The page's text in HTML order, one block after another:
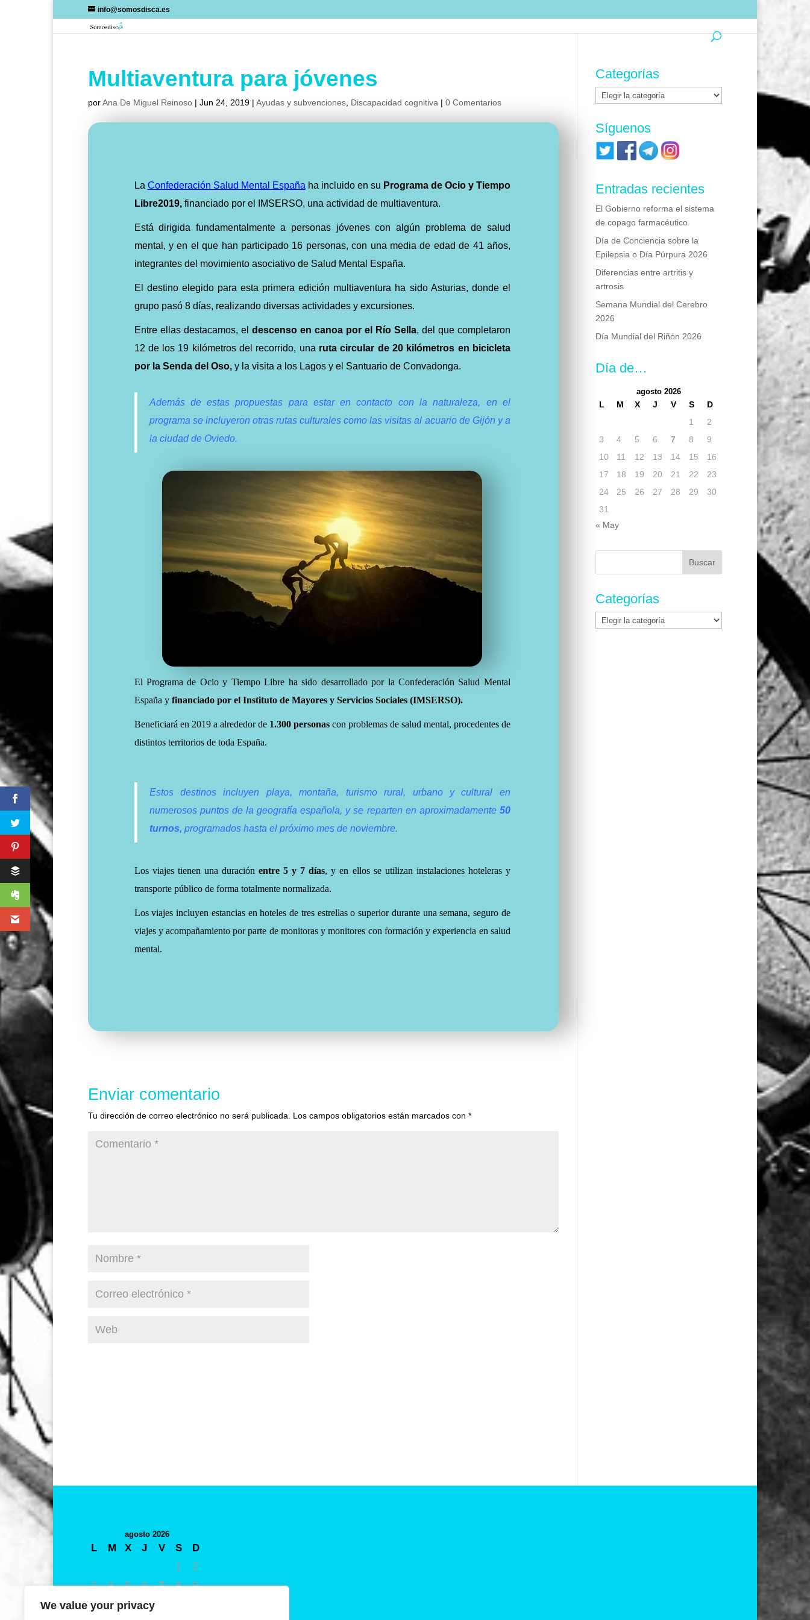
We value your privacy
info@somosdisca.es
Multiaventura para jóvenes
porAna De Miguel Reinoso |Jun 24, 2019 |Ayudas y subvenciones Discapacidad cognitiva |0 Comentarios
La Confederación Salud Mental España ha incluido en su Programa de Ocio y Tiempo
Libre2019, financiado por el IMSERSO, una actividad de multiaventura.
Está dirigida fundamentalmente a personas jóvenes con algún problema de salud
mental, y en el que han participado 16 personas, con una media de edad de 41 años,
integrantes del movimiento asociativo de Salud Mental España.
El destino elegido para esta primera edición multiaventura ha sido Asturias, donde el
grupo pasó 8 días, realizando diversas actividades y excursiones.
Entre ellas destacamos, el descenso en canoa por el Río Sella, del que completaron
12 de los 19 kilómetros del recorrido, una ruta circular de 20 kilómetros en bicicleta
por la Senda del Oso, y la visita a los Lagos y el Santuario de Convadonga.
Además de estas propuestas para estar en contacto con la naturaleza, en el
programa se incluyeron otras rutas culturales como las visitas al acuario de Gijón y a
la ciudad de Oviedo.
El Programa de Ocio y Tiempo Libre ha sido desarrollado por la Confederación Salud Mental
España y financiado por el Instituto de Mayores y Servicios Sociales (IMSERSO).
Beneficiará en 2019 a alrededor de 1.300 personascon problemas de salud mental, procedentes de
distintos territorios de toda España.
Estos destinos incluyen playa, montaña, turismo rural, urbano y cultural en
numerosos puntos de la geografía española, y se reparten en aproximadamente 50
turnos, programados hasta el próximo mes de noviembre.
Los viajes tienen una duración entre 5 y 7 días, y en ellos se utilizan instalaciones hoteleras y
transporte público de forma totalmente normalizada.
Los viajes incluyen estancias en hoteles de tres estrellas o superior durante una semana, seguro de
viajes y acompañamiento por parte de monitoras y monitores con formación y experiencia en salud
mental.
Enviar comentario
Tu dirección de correo electrónico no será publicada. Los campos obligatorios están marcados con*
Categorías
Categorías
Síguenos
Entradas recientes
El Gobierno reforma el sistema
de copago farmacéutico
Día de Conciencia sobre la
Epilepsia o Día Púrpura 2026
Diferencias entre artritis y
artrosis
Semana Mundial del Cerebro
2026
Día Mundial del Riñón 2026
Día de…
agosto 2026
L M X J V S
D
1
2
3
4 5 6 7 8
9
10
11 12 13 14 15
16
17
18 19 20 21 22
23
24
25 26 27 28 29
30
31
« May
Buscar:
Categorías
Categorías
agosto 2026
L M X J V S
D
1
2
3
4 5 6 7 8
9
10 11 12 13